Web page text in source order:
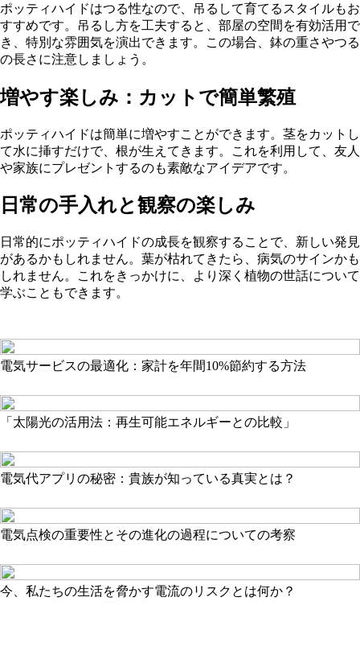
ポッティハイドはつる性なので、吊るして育てるスタイルもお
すすめです。吊るし方を工夫すると、部屋の空間を有効活用で
き、特別な雰囲気を演出できます。この場合、鉢の重さやつる
の長さに注意しましょう。
増やす楽しみ：カットで簡単繁殖
ポッティハイドは簡単に増やすことができます。茎をカットし
て水に挿すだけで、根が生えてきます。これを利用して、友人
や家族にプレゼントするのも素敵なアイデアです。
日常の手入れと観察の楽しみ
日常的にポッティハイドの成長を観察することで、新しい発見
があるかもしれません。葉が枯れてきたら、病気のサインかも
しれません。これをきっかけに、より深く植物の世話について
学ぶこともできます。
電気サービスの最適化：家計を年間10%節約する方法
「太陽光の活用法：再生可能エネルギーとの比較」
電気代アプリの秘密：貴族が知っている真実とは？
電気点検の重要性とその進化の過程についての考察
今、私たちの生活を脅かす電流のリスクとは何か？